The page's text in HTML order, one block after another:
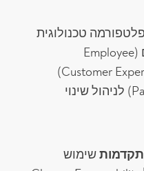
פלטפורמה טכנולוגית
המשלבת חוויות של עובדים (Employee
Experience) לקוחות (Customer Experience)
ושותפים (Partner Experience) לניהול שינוי
שימוש